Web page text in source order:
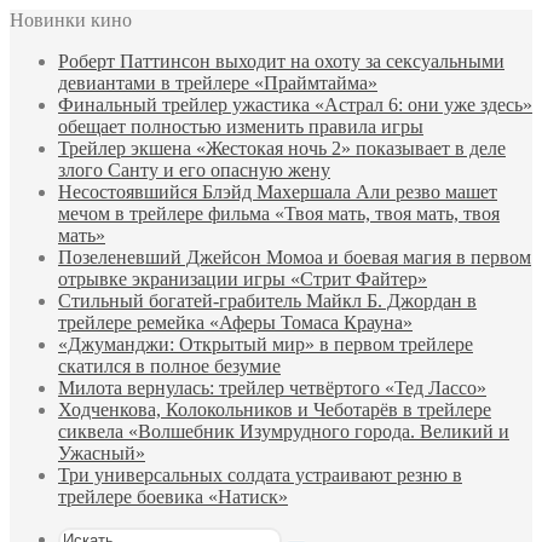
Новинки кино
Роберт Паттинсон выходит на охоту за сексуальными
девиантами в трейлере «Праймтайма»
Финальный трейлер ужастика «Астрал 6: они уже здесь»
обещает полностью изменить правила игры
Трейлер экшена «Жестокая ночь 2» показывает в деле
злого Санту и его опасную жену
Несостоявшийся Блэйд Махершала Али резво машет
мечом в трейлере фильма «Твоя мать, твоя мать, твоя
мать»
Позеленевший Джейсон Момоа и боевая магия в первом
отрывке экранизации игры «Стрит Файтер»
Стильный богатей-грабитель Майкл Б. Джордан в
трейлере ремейка «Аферы Томаса Крауна»
«Джуманджи: Открытый мир» в первом трейлере
скатился в полное безумие
Милота вернулась: трейлер четвёртого «Тед Лассо»
Ходченкова, Колокольников и Чеботарёв в трейлере
сиквела «Волшебник Изумрудного города. Великий и
Ужасный»
Три универсальных солдата устраивают резню в
трейлере боевика «Натиск»